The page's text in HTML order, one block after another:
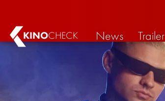
KINOCHECK News Trailer